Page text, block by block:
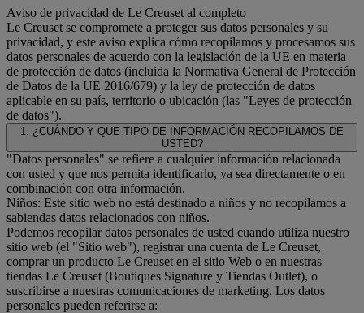
Aviso de privacidad de Le Creuset al completo
Le Creuset se compromete a proteger sus datos personales y su
privacidad, y este aviso explica cómo recopilamos y procesamos sus
datos personales de acuerdo con la legislación de la UE en materia
de protección de datos (incluida la Normativa General de Protección
de Datos de la UE 2016/679) y la ley de protección de datos
aplicable en su país, territorio o ubicación (las "Leyes de protección
de datos").
1. ¿CUÁNDO Y QUE TIPO DE INFORMACIÓN RECOPILAMOS DE
USTED?
"Datos personales" se refiere a cualquier información relacionada
con usted y que nos permita identificarlo, ya sea directamente o en
combinación con otra información.
Niños: Este sitio web no está destinado a niños y no recopilamos a
sabiendas datos relacionados con niños.
Podemos recopilar datos personales de usted cuando utiliza nuestro
sitio web (el "Sitio web"), registrar una cuenta de Le Creuset,
comprar un producto Le Creuset en el sitio Web o en nuestras
tiendas Le Creuset (Boutiques Signature y Tiendas Outlet), o
suscribirse a nuestras comunicaciones de marketing. Los datos
personales pueden referirse a: